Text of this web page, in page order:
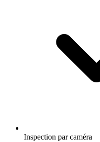
Inspection par caméra